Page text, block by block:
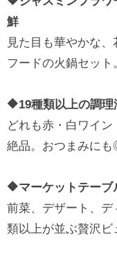
鮮
見た目も華やかな
フードの火鍋セット
🔶19種類以上の調理
どれも赤・白ワイ
絶品。おつまみにも
🔶マーケットテーブ
前菜、デザート、
類以上が並ぶ贅沢ビ